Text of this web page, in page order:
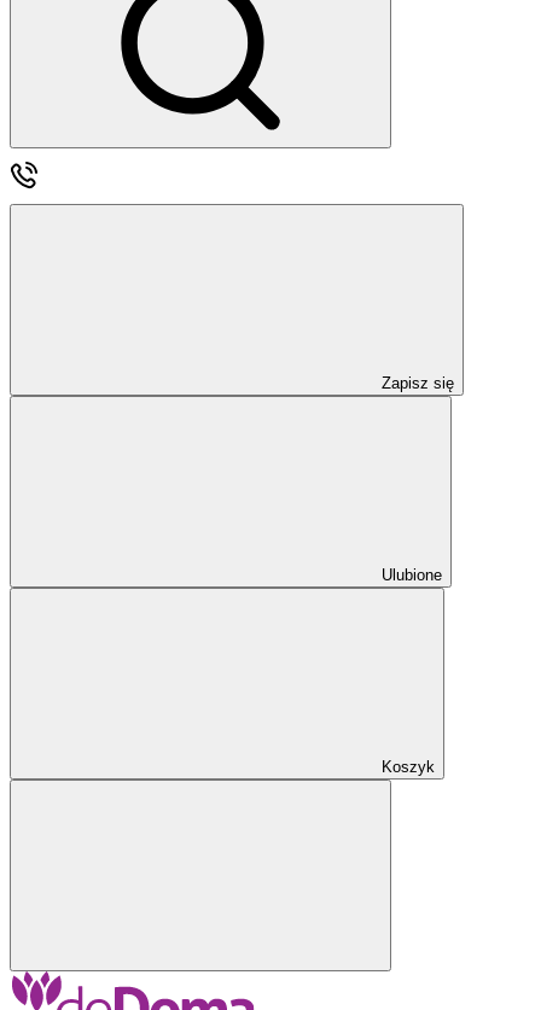
Zapisz się
Ulubione
Koszyk